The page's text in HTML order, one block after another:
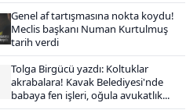
Genel af tartışmasına nokta koydu!
Meclis başkanı Numan Kurtulmuş
tarih verdi
Tolga Birgücü yazdı: Koltuklar
akrabalara! Kavak Belediyesi'nde
babaya fen işleri, oğula avukatlık...